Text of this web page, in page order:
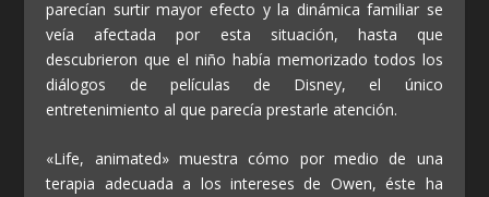
parecían surtir mayor efecto y la dinámica familiar se
veía afectada por esta situación, hasta que
descubrieron que el niño había memorizado todos los
diálogos de películas de Disney, el único
entretenimiento al que parecía prestarle atención.
«Life, animated» muestra cómo por medio de una
terapia adecuada a los intereses de Owen, éste ha